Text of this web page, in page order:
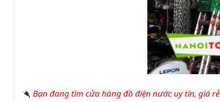
Bạn đang tìm cửa hàng đồ điện nước uy tín, giá